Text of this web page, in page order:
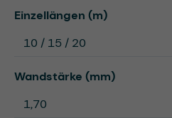
Einzellängen (m)auswählen
Wandstärke (mm)auswählen